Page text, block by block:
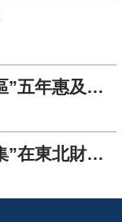
大連金普新區“愛心年貨進社區”五年惠及兩千困難家庭
“駐村第一書記農産品年貨大集”在東北財經大學舉行